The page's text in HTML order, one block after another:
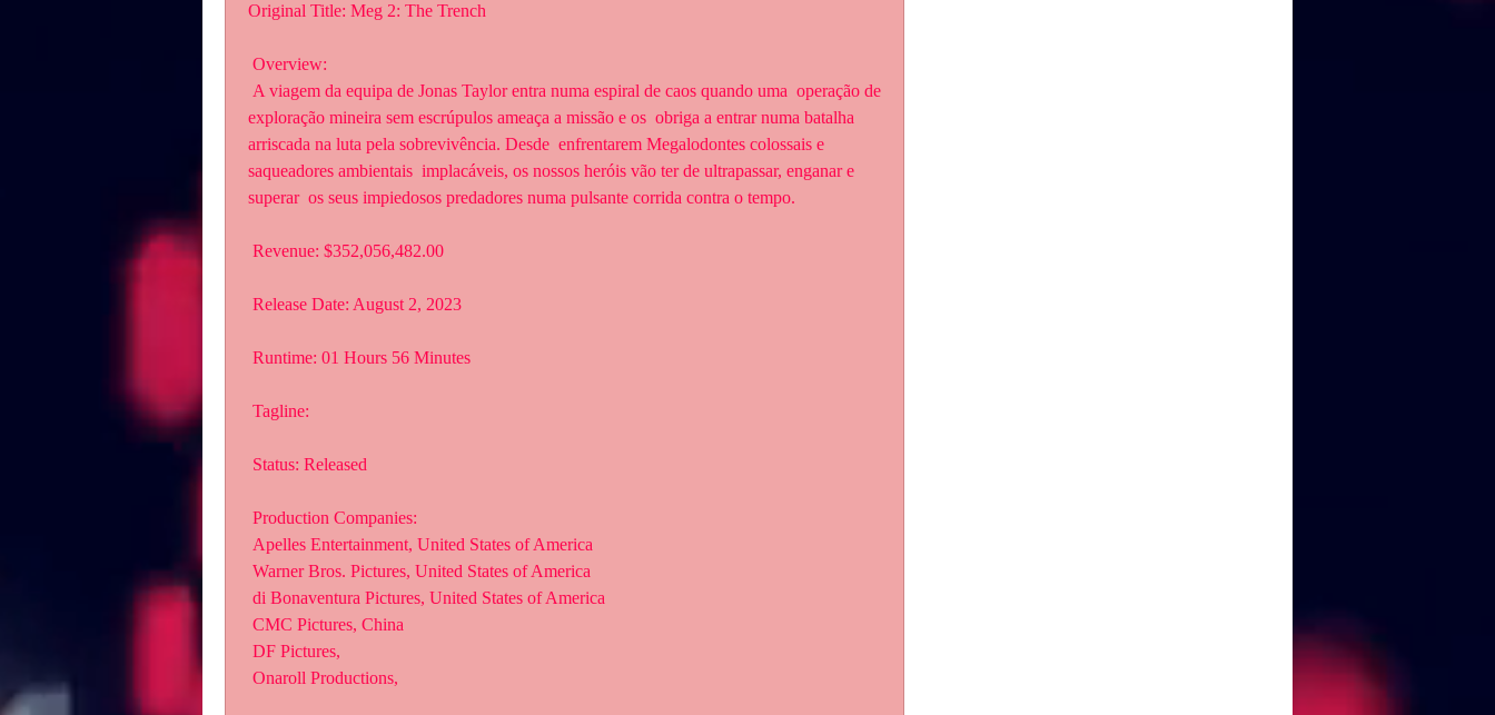
Original Title: Meg 2: The Trench
Overview:
exploração mineira sem escrúpulos ameaça a missão e os  obriga a entrar numa batalha
arriscada na luta pela sobrevivência. Desde  enfrentarem Megalodontes colossais e
saqueadores ambientais  implacáveis, os nossos heróis vão ter de ultrapassar, enganar e
superar  os seus impiedosos predadores numa pulsante corrida contra o tempo.
Revenue: $352,056,482.00
Release Date: August 2, 2023
Runtime: 01 Hours 56 Minutes
Tagline:
Status: Released
Production Companies:
Apelles Entertainment, United States of America
Warner Bros. Pictures, United States of America
di Bonaventura Pictures, United States of America
CMC Pictures, China
DF Pictures,
Onaroll Productions,